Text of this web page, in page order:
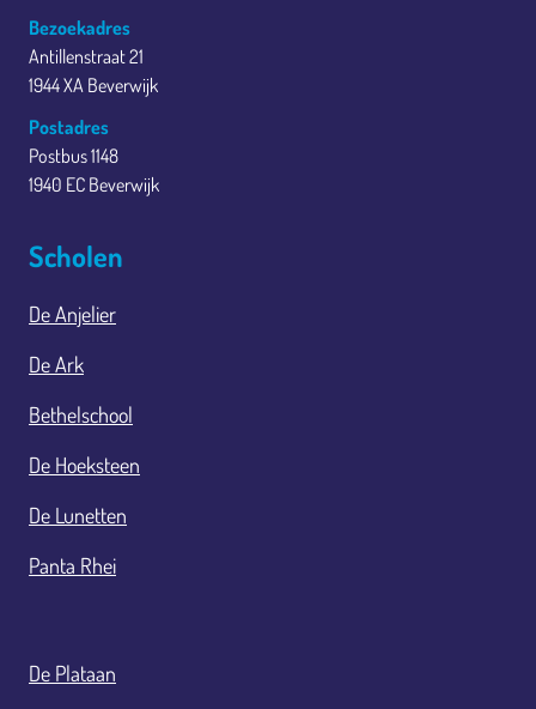
Bezoekadres
Antillenstraat 21
1944 XA Beverwijk
Postadres
Postbus 1148
1940 EC Beverwijk
Scholen
De Anjelier
De Ark
Bethelschool
De Hoeksteen
De Lunetten
Panta Rhei
De Plataan